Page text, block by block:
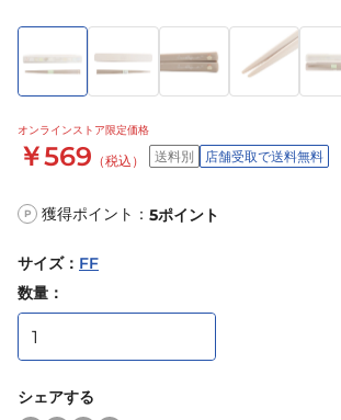
オンラインストア限定価格
￥569 （税込） 送料別 店舗受取で送料無料
P 獲得ポイント： 5ポイント
サイズ： FF
数量：
シェアする